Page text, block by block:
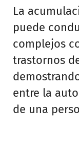
La
puede
complejos
trastornos
entre la
de una